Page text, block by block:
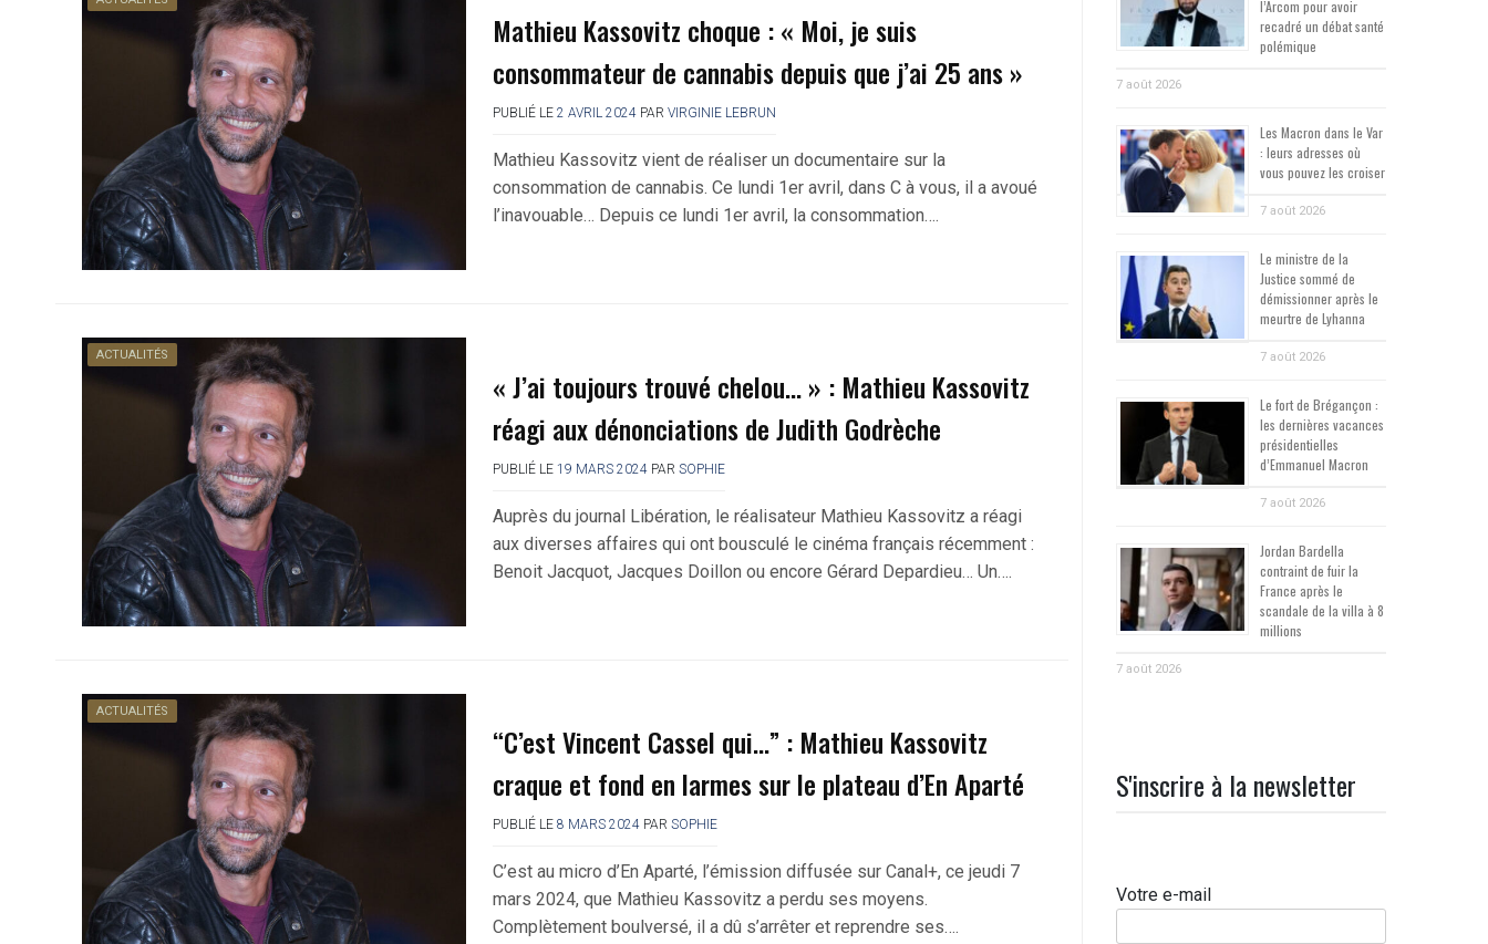
Mathieu Kassovitz choque : « Moi, je suis
consommateur de cannabis depuis que j’ai 25 ans »
PUBLIÉ LE2 AVRIL 2024 PARVIRGINIE LEBRUN
Mathieu Kassovitz vient de réaliser un documentaire sur la
consommation de cannabis. Ce lundi 1er avril, dans C à vous, il a avoué
l’inavouable… Depuis ce lundi 1er avril, la consommation….
ACTUALITÉS
« J’ai toujours trouvé chelou… » : Mathieu Kassovitz
réagi aux dénonciations de Judith Godrèche
PUBLIÉ LE19 MARS 2024 PARSOPHIE
Auprès du journal Libération, le réalisateur Mathieu Kassovitz a réagi
aux diverses affaires qui ont bousculé le cinéma français récemment :
Benoit Jacquot, Jacques Doillon ou encore Gérard Depardieu… Un….
ACTUALITÉS
“C’est Vincent Cassel qui…” : Mathieu Kassovitz
craque et fond en larmes sur le plateau d’En Aparté
PUBLIÉ LE8 MARS 2024 PARSOPHIE
C’est au micro d’En Aparté, l’émission diffusée sur Canal+, ce jeudi 7
mars 2024, que Mathieu Kassovitz a perdu ses moyens.
Complètement boulversé, il a dû s’arrêter et reprendre ses….
l’Arcom pour avoir
recadré un débat santé
polémique
7 août 2026
Les Macron dans le Var
: leurs adresses où
vous pouvez les croiser
7 août 2026
Le ministre de la
Justice sommé de
démissionner après le
meurtre de Lyhanna
7 août 2026
Le fort de Brégançon :
les dernières vacances
présidentielles
d’Emmanuel Macron
7 août 2026
Jordan Bardella
contraint de fuir la
France après le
scandale de la villa à 8
millions
7 août 2026
S'inscrire à la newsletter
Votre e-mail